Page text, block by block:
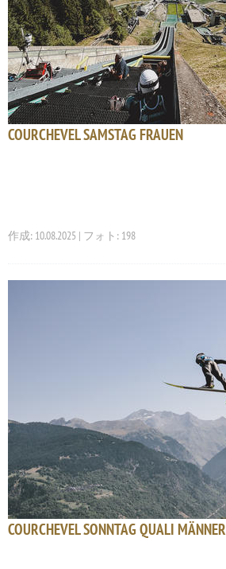
COURCHEVEL SAMSTAG FRAUEN
作成: 10.08.2025 | フォト: 198
COURCHEVEL SONNTAG QUALI MÄNNER